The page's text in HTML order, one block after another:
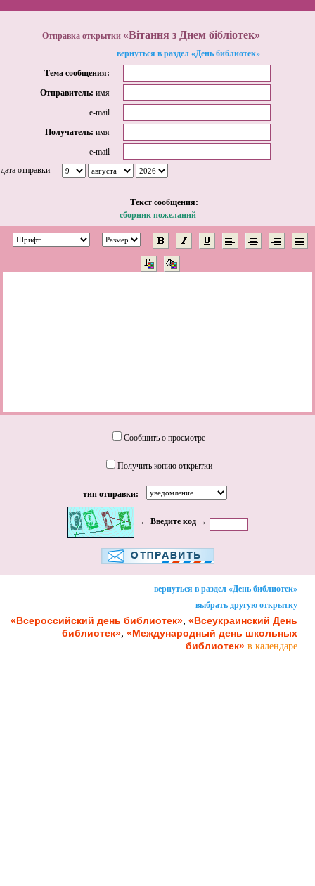
Отправка открытки «Вітання з Днем бібліотек»
вернуться в раздел «День библиотек»
Тема сообщения:
Отправитель: имя
e-mail
Получатель: имя
e-mail
дата отправки
Tекст сообщения:
сборник пожеланий
Сообщить о просмотре
Получить копию открытки
тип отправки:
← Введите код →
вернуться в раздел «День библиотек»
выбрать другую открытку
«Всероссийский день библиотек», «Всеукраинский День
библиотек», «Международный день школьных
библиотек» в календаре